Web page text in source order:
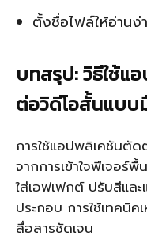
ตั้งชื่อไฟล์ให้อ่านง่
บทสรุป: วิธีใช้แ
ต่อวิดีโอสั้นแบบ
การใช้แอปพลิเคชันตั
จากการเข้าใจฟีเจอร์
ใส่เอฟเฟกต์ ปรับสีแล
ประกอบ การใช้เทคนิค
สื่อสารชัดเจน